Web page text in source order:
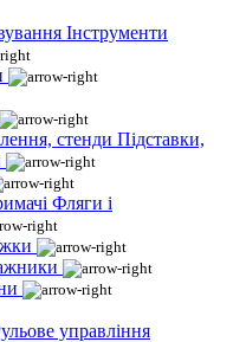
Інструменти
Підставки,
Фляги і
управління